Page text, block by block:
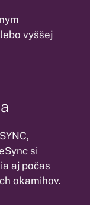
vyššej
si
aj počas
okamihov.